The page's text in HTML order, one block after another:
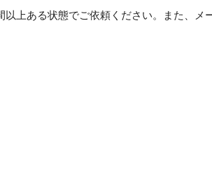
上ある状態でご依頼ください。また、メ